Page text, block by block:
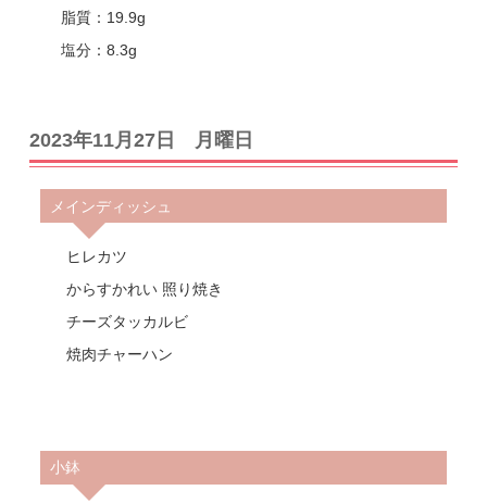
脂質：19.9g
塩分：8.3g
2023年11月27日 月曜日
メインディッシュ
ヒレカツ
からすかれい 照り焼き
チーズタッカルビ
焼肉チャーハン
小鉢